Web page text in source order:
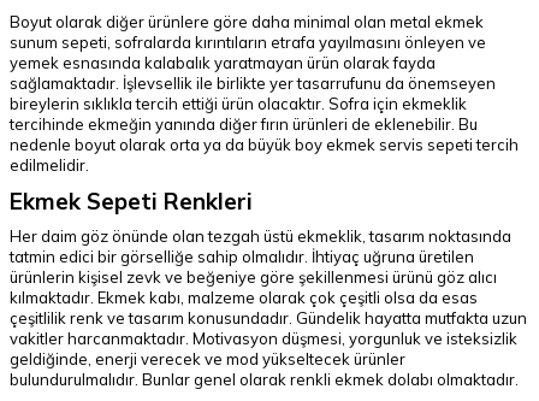
Boyut olarak diğer ürünlere göre daha minimal olan metal ekmek
sunum sepeti, sofralarda kırıntıların etrafa yayılmasını önleyen ve
yemek esnasında kalabalık yaratmayan ürün olarak fayda
sağlamaktadır. İşlevsellik ile birlikte yer tasarrufunu da önemseyen
bireylerin sıklıkla tercih ettiği ürün olacaktır. Sofra için ekmeklik
tercihinde ekmeğin yanında diğer fırın ürünleri de eklenebilir. Bu
nedenle boyut olarak orta ya da büyük boy ekmek servis sepeti tercih
edilmelidir.
Ekmek Sepeti Renkleri
Her daim göz önünde olan tezgah üstü ekmeklik, tasarım noktasında
tatmin edici bir görselliğe sahip olmalıdır. İhtiyaç uğruna üretilen
ürünlerin kişisel zevk ve beğeniye göre şekillenmesi ürünü göz alıcı
kılmaktadır. Ekmek kabı, malzeme olarak çok çeşitli olsa da esas
çeşitlilik renk ve tasarım konusundadır. Gündelik hayatta mutfakta uzun
vakitler harcanmaktadır. Motivasyon düşmesi, yorgunluk ve isteksizlik
geldiğinde, enerji verecek ve mod yükseltecek ürünler
bulundurulmalıdır. Bunlar genel olarak renkli ekmek dolabı olmaktadır.